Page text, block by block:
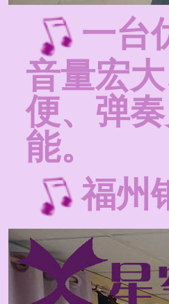
一台
音量宏
便、弹
能。
福州